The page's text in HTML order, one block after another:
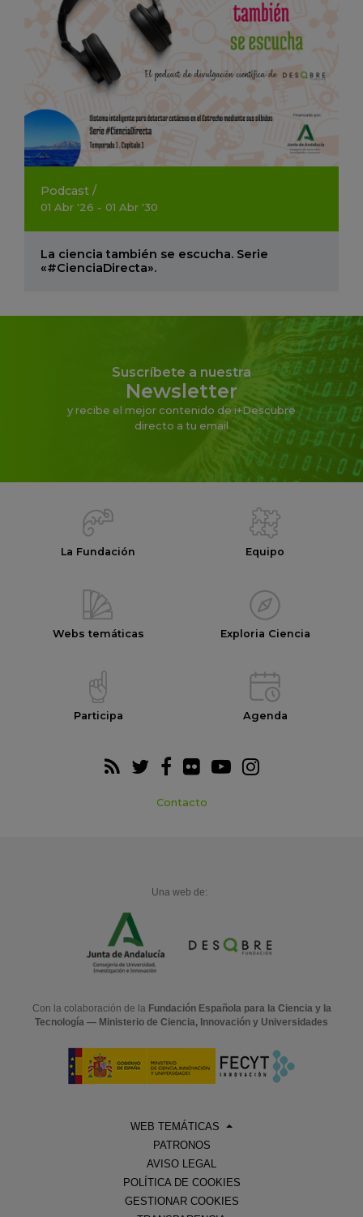
Podcast /
01 Abr '26 - 01 Abr '30
La ciencia también se escucha. Serie
«#CienciaDirecta».
Suscríbete a nuestra
Newsletter
y recibe el mejor contenido de i+Descubre
directo a tu email
La Fundación Equipo
Webs temáticas Exploria Ciencia
Participa Agenda
Contacto
Una web de:
Con la colaboración de la Fundación Española para la Ciencia y la
Tecnología — Ministerio de Ciencia, Innovación y Universidades
WEB TEMÁTICAS
PATRONOS
AVISO LEGAL
POLÍTICA DE COOKIES
GESTIONAR COOKIES